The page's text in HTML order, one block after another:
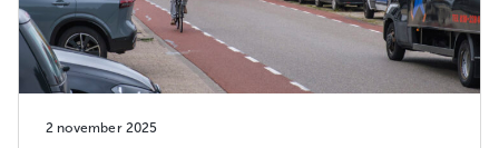
2 november 2025